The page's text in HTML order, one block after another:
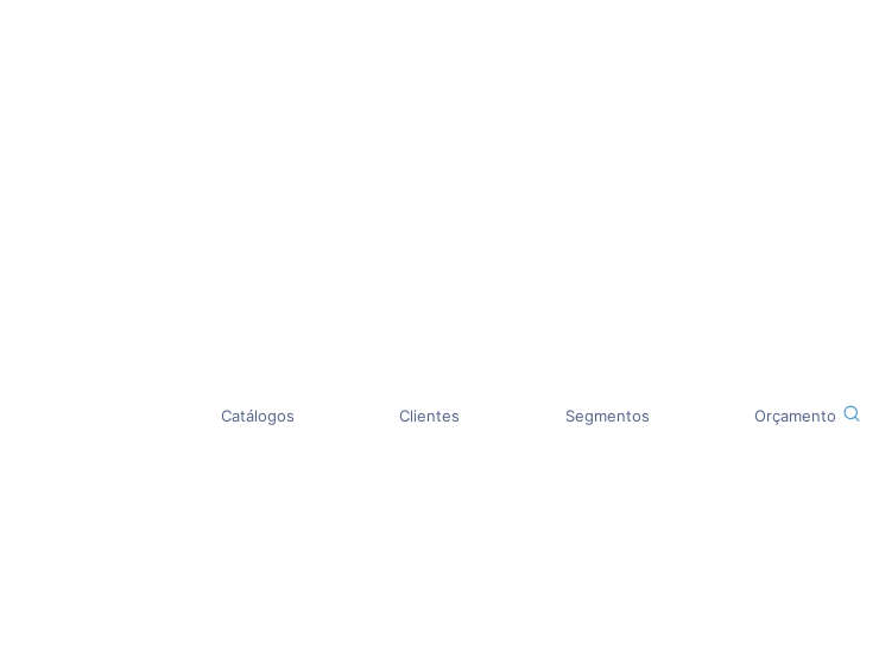
Catálogos Clientes Segmentos Orçamento